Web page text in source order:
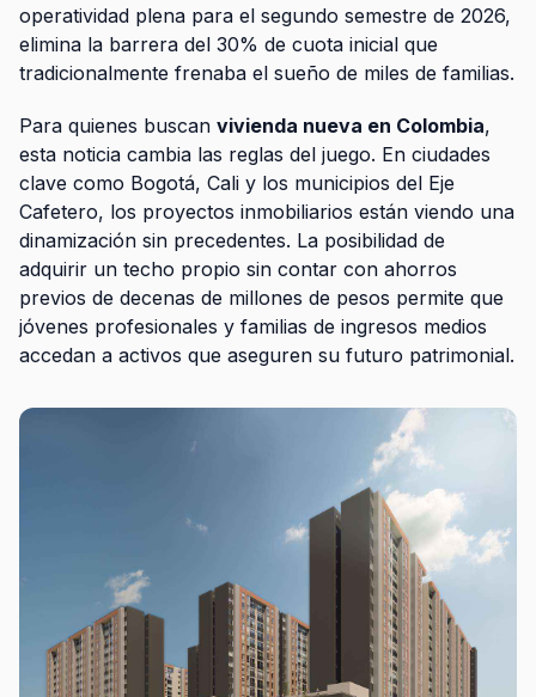
operatividad plena para el segundo semestre de 2026,
elimina la barrera del 30% de cuota inicial que
tradicionalmente frenaba el sueño de miles de familias.
Para quienes buscan vivienda nueva en Colombia,
esta noticia cambia las reglas del juego. En ciudades
clave como Bogotá, Cali y los municipios del Eje
Cafetero, los proyectos inmobiliarios están viendo una
dinamización sin precedentes. La posibilidad de
adquirir un techo propio sin contar con ahorros
previos de decenas de millones de pesos permite que
jóvenes profesionales y familias de ingresos medios
accedan a activos que aseguren su futuro patrimonial.